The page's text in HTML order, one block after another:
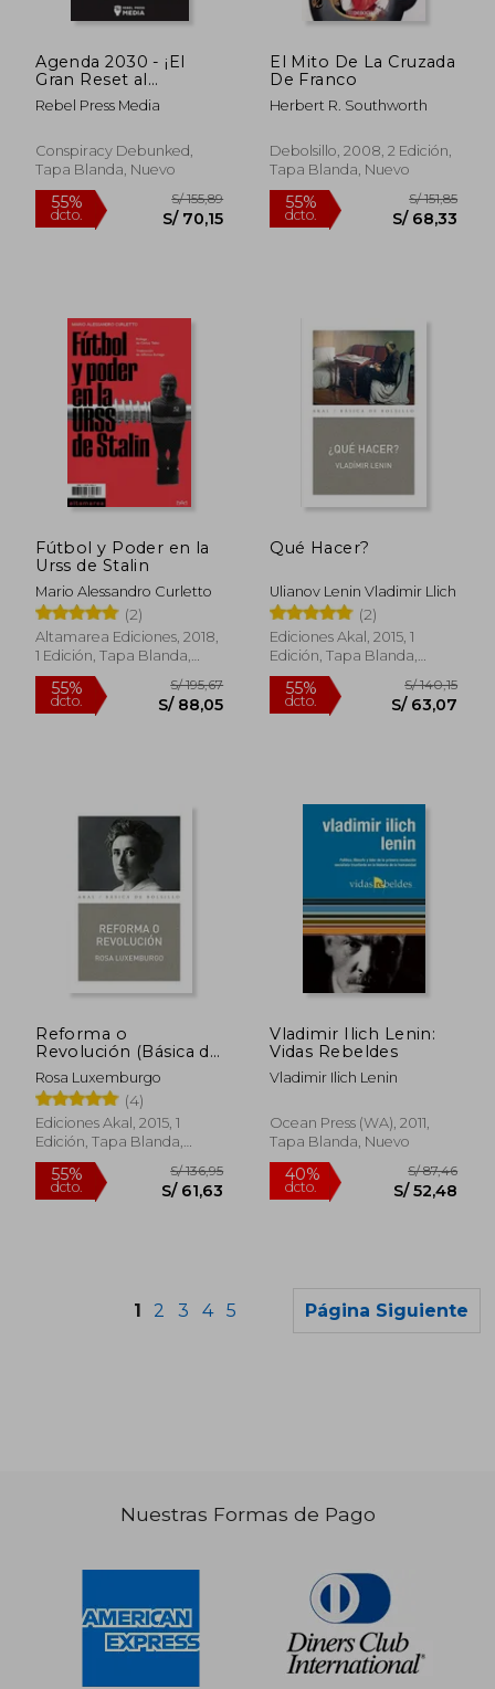
55%
S/ 83,55
55%
S/ 256,90
Agenda 2030 - ¡El
Gran Reset al
Descubierto!:
¿Nuestra Libertad en
Planea para 2022-
2023 Hiperinflación -
- Es
Rebel Press Media
Conspiracy Debunked,
Tapa Blanda, Nuevo
El Mito De La Cruzada
De Franco
Herbert R. Southworth
Debolsillo, 2008, 2 Edición,
Tapa Blanda, Nuevo
Fútbol y Poder en la
Urss de Stalin
Mario Alessandro Curletto
(2)
Altamarea Ediciones, 2018,
1 Edición, Tapa Blanda,
Nuevo
Qué Hacer?
Ulianov Lenin Vladimir Llich
(2)
Ediciones Akal, 2015, 1
Edición, Tapa Blanda,
Nuevo
Reforma o
Revolución (Básica de
Bolsillo  Serie Clásicos
del Pensamiento
Político)
Rosa Luxemburgo
(4)
Ediciones Akal, 2015, 1
Edición, Tapa Blanda,
Nuevo
Vladimir Ilich Lenin:
Vidas Rebeldes
Vladimir Ilich Lenin
Ocean Press (WA), 2011,
Tapa Blanda, Nuevo
1 2 3 4 5 Página Siguiente
Nuestras Formas de Pago